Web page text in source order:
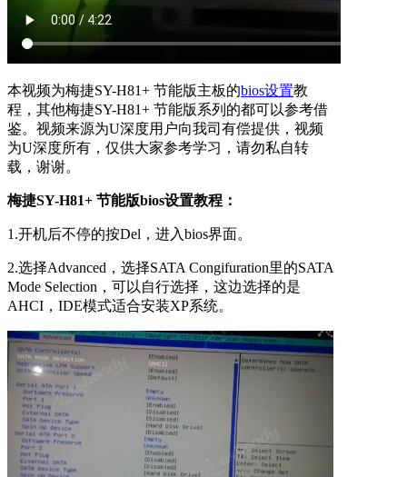
本视频为梅捷SY-H81+ 节能版主板的bios设置教
程，其他梅捷SY-H81+ 节能版系列的都可以参考借
鉴。视频来源为U深度用户向我司有偿提供，视频
为U深度所有，仅供大家参考学习，请勿私自转
载，谢谢。
梅捷SY-H81+ 节能版bios设置教程：
1.开机后不停的按Del，进入bios界面。
2.选择Advanced，选择SATA Congifuration里的SATA
Mode Selection，可以自行选择，这边选择的是
AHCI，IDE模式适合安装XP系统。